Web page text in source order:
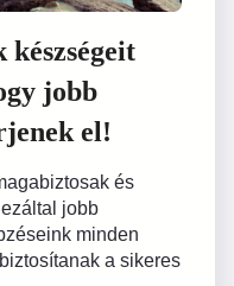
készségeit
jobb
el!
és
jobb
minden
a sikeres